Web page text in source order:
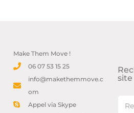
Make Them Move !
06 07 53 15 25
info@makethemmove.c
om
Appel via Skype
site